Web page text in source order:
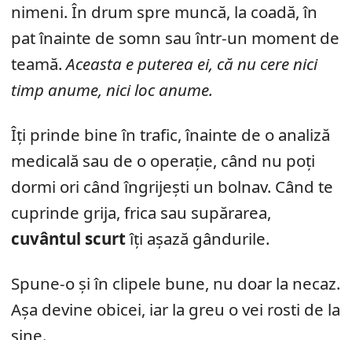
nimeni. În drum spre muncă, la coadă, în
pat înainte de somn sau într-un moment de
teamă.Aceasta e puterea ei, că nu cere nici
timp anume, nici loc anume.
Îți prinde bine în trafic, înainte de o analiză
medicală sau de o operație, când nu poți
dormi ori când îngrijești un bolnav. Când te
cuprinde grija, frica sau supărarea,
cuvântul scurtîți așază gândurile.
Spune-o și în clipele bune, nu doar la necaz.
Așa devine obicei, iar la greu o vei rosti de la
sine.